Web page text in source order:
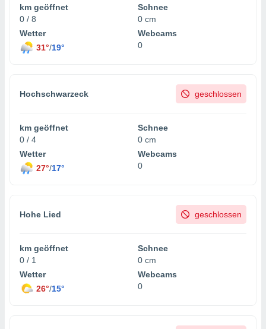
km geöffnet
0 / 8
Schnee
0 cm
Wetter
31°/19°
Webcams
0
Hochschwarzeck geschlossen
km geöffnet
0 / 4
Schnee
0 cm
Wetter
27°/17°
Webcams
0
Hohe Lied geschlossen
km geöffnet
0 / 1
Schnee
0 cm
Wetter
26°/15°
Webcams
0